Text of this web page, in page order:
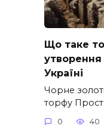
Що таке
утворення
Україні
Чорне
торфу
0 40